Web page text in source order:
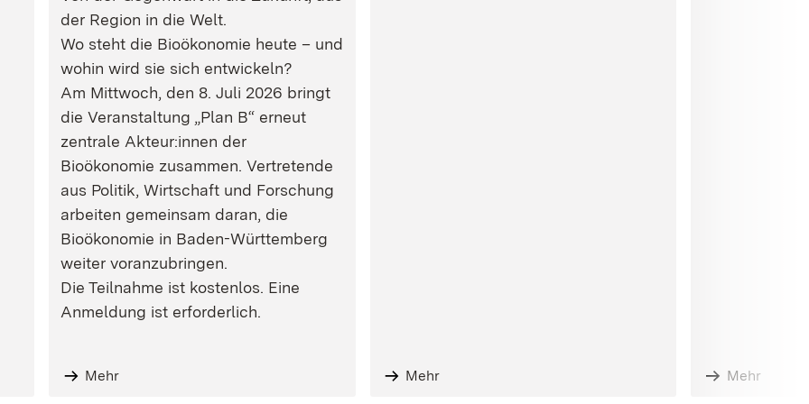
der Region in die Welt.
Wo steht die Bioökonomie heute – und
wohin wird sie sich entwickeln?
Am Mittwoch, den 8. Juli 2026 bringt
die Veranstaltung „Plan B“ erneut
zentrale Akteur:innen der
Bioökonomie zusammen. Vertretende
aus Politik, Wirtschaft und Forschung
arbeiten gemeinsam daran, die
Bioökonomie in Baden-Württemberg
weiter voranzubringen.
Die Teilnahme ist kostenlos. Eine
Anmeldung ist erforderlich.
Mehr Mehr Mehr